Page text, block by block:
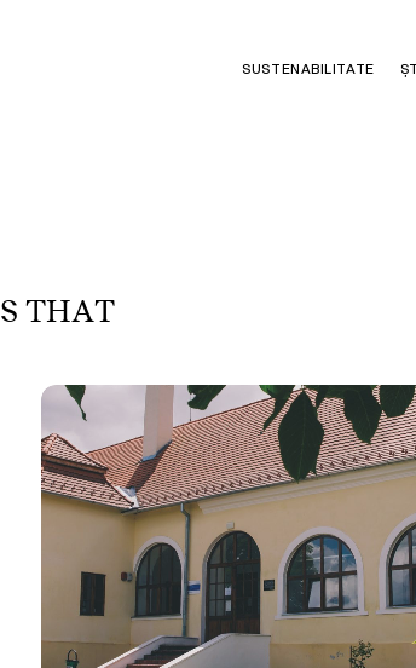
SUSTENABILITATE
S THAT